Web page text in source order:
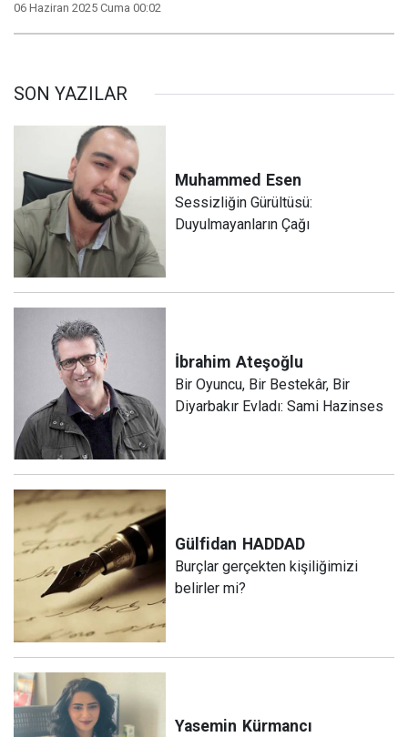
06 Haziran 2025 Cuma 00:02
SON YAZILAR
Muhammed Esen
Sessizliğin Gürültüsü:
Duyulmayanların Çağı
İbrahim Ateşoğlu
Bir Oyuncu, Bir Bestekâr, Bir
Diyarbakır Evladı: Sami Hazinses
Gülfidan HADDAD
Burçlar gerçekten kişiliğimizi
belirler mi?
Yasemin Kürmancı